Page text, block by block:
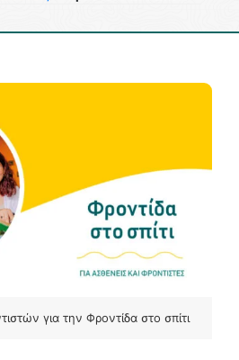
για την Φροντίδα στο σπίτι